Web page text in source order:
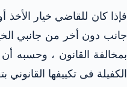
فإذا كان للقاضي خيار
جانب دون أخر من جانبي
بمخالفة القانون ، وحسبه
الكفيلة فى تكييفها